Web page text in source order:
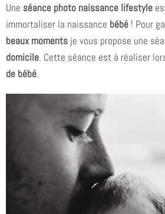
Une séance photo naissance lifestyle
immortaliser la naissance bébé ! Pour
beaux moments je vous propose une séa
domicile. Cette séance est à réaliser
de bébé.